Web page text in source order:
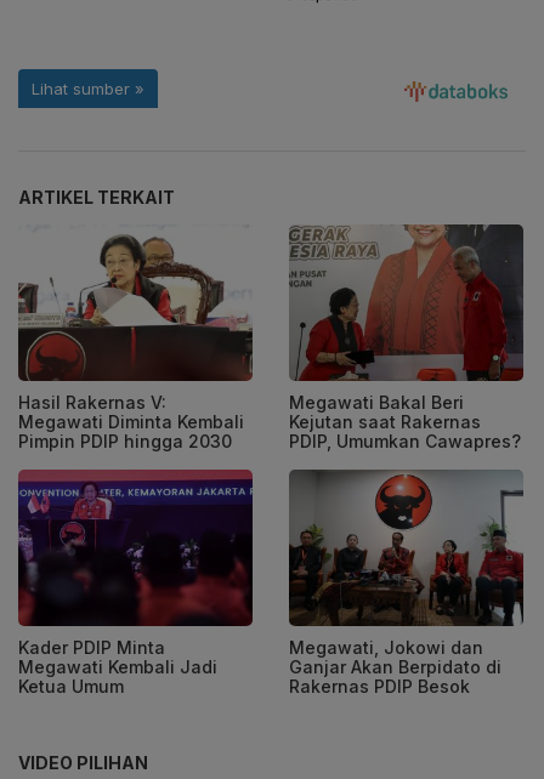
ARTIKEL TERKAIT
Hasil Rakernas V:
Megawati Diminta Kembali
Pimpin PDIP hingga 2030
Megawati Bakal Beri
Kejutan saat Rakernas
PDIP, Umumkan Cawapres?
Kader PDIP Minta
Megawati Kembali Jadi
Ketua Umum
Megawati, Jokowi dan
Ganjar Akan Berpidato di
Rakernas PDIP Besok
VIDEO PILIHAN